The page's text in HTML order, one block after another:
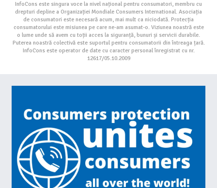
InfoCons este singura voce la nivel național pentru consumatori, membru cu
drepturi depline a Organizației Mondiale Consumers International. Asociația
de consumatori este necesară acum, mai mult ca niciodată. Protecția
consumatorului este misiunea pe care ne-am asumat-o. Viziunea noastră este
o lume unde să avem cu toții acces la siguranță, bunuri și servicii durabile.
Puterea noastră colectivă este suportul pentru consumatorii din întreaga țară.
InfoCons este operator de date cu caracter personal înregistrat cu nr.
12617/05.10.2009